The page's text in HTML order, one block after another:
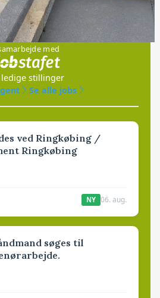
Jobs
med
ledige stillinger
Se alle jobs
ved Ringkøbing /
Ringkøbing
NY 06. aug.
søges til